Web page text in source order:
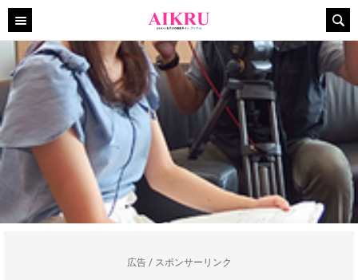
広告 / スポンサーリンク